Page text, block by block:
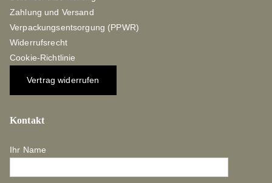
Zahlung und Versand
Verpackungsentsorgung (PPWR)
Widerrufsrecht
Cookie-Richtlinie
Vertrag widerrufen
Kontakt
Ihr Name